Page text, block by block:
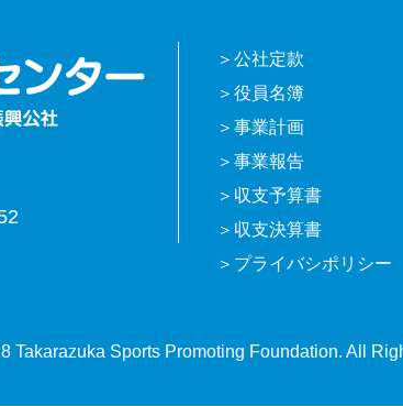
公社定款
役員名簿
事業計画
事業報告
収支予算書
収支決算書
プライバシポリシー
Takarazuka Sports Promoting Foundation. All